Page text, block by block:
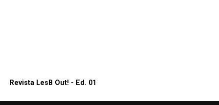
Revista LesB Out! - Ed. 01